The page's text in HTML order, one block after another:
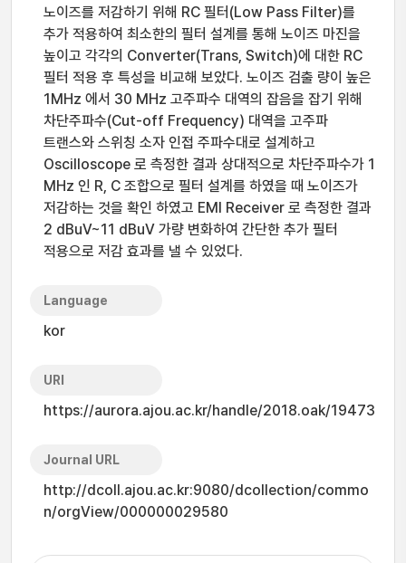
노이즈를 저감하기 위해 RC 필터(Low Pass Filter)를
추가 적용하여 최소한의 필터 설계를 통해 노이즈 마진을
높이고 각각의 Converter(Trans, Switch)에 대한 RC
필터 적용 후 특성을 비교해 보았다. 노이즈 검출 량이 높은
1MHz 에서 30 MHz 고주파수 대역의 잡음을 잡기 위해
차단주파수(Cut-off Frequency) 대역을 고주파
트랜스와 스위칭 소자 인접 주파수대로 설계하고
Oscilloscope 로 측정한 결과 상대적으로 차단주파수가 1
MHz 인 R, C 조합으로 필터 설계를 하였을 때 노이즈가
저감하는 것을 확인 하였고 EMI Receiver 로 측정한 결과
2 dBuV~11 dBuV 가량 변화하여 간단한 추가 필터
적용으로 저감 효과를 낼 수 있었다.
Language
kor
URI
https://aurora.ajou.ac.kr/handle/2018.oak/19473
Journal URL
http://dcoll.ajou.ac.kr:9080/dcollection/commo
n/orgView/000000029580